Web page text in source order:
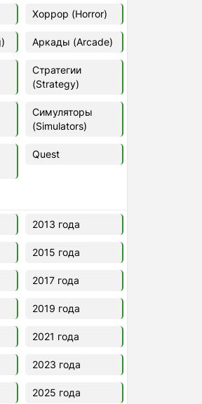
Гб
5 v.688.044
игры] (2021)
Хоррор (Horror)
Аркады (Arcade)
Стратегии
(Strategy)
Симуляторы
(Simulators)
Quest
2013 года
2015 года
2017 года
2019 года
2021 года
2023 года
2025 года